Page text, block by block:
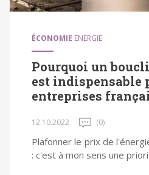
ÉCONOMIE ENERGIE
Pourquoi un
est indispensable
entreprises
12.10.2022 (0)
Plafonner le prix de
: c'est à mon sens une